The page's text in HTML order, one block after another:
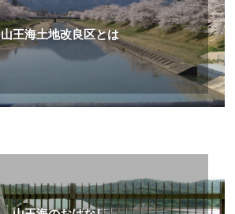
山王海土地改良区とは